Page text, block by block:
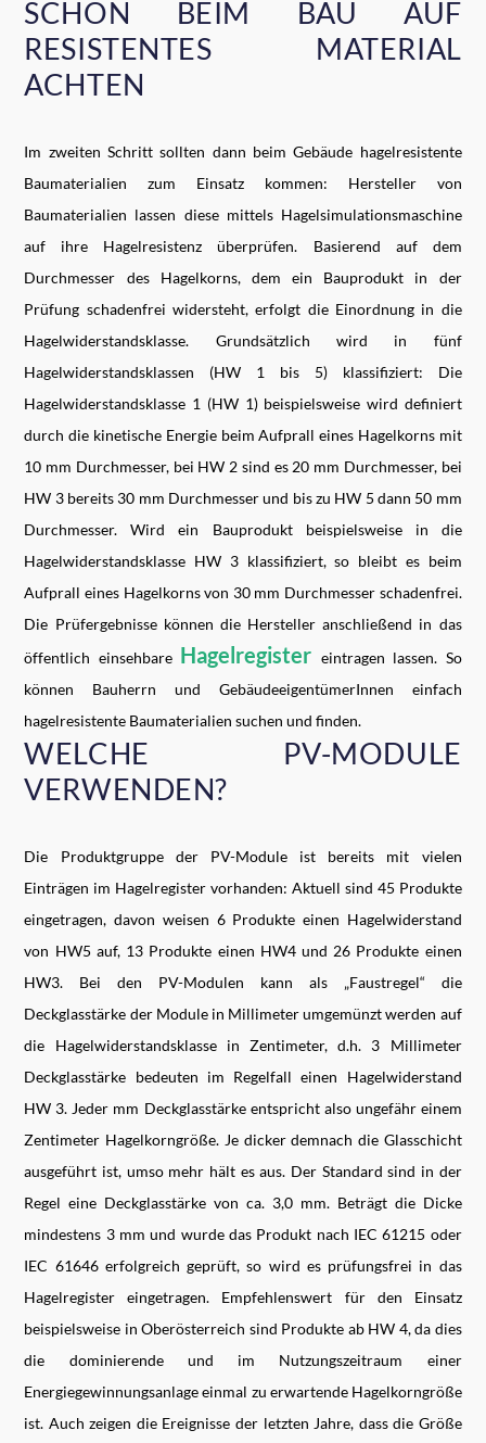
SCHON BEIM BAU AUF
RESISTENTES MATERIAL
ACHTEN
Im zweiten Schritt sollten dann beim Gebäude hagelresistente
Baumaterialien zum Einsatz kommen: Hersteller von
Baumaterialien lassen diese mittels Hagelsimulationsmaschine
auf ihre Hagelresistenz überprüfen. Basierend auf dem
Durchmesser des Hagelkorns, dem ein Bauprodukt in der
Prüfung schadenfrei widersteht, erfolgt die Einordnung in die
Hagelwiderstandsklasse. Grundsätzlich wird in fünf
Hagelwiderstandsklassen (HW 1 bis 5) klassifiziert: Die
Hagelwiderstandsklasse 1 (HW 1) beispielsweise wird definiert
durch die kinetische Energie beim Aufprall eines Hagelkorns mit
10 mm Durchmesser, bei HW 2 sind es 20 mm Durchmesser, bei
HW 3 bereits 30 mm Durchmesser und bis zu HW 5 dann 50 mm
Durchmesser. Wird ein Bauprodukt beispielsweise in die
Hagelwiderstandsklasse HW 3 klassifiziert, so bleibt es beim
Aufprall eines Hagelkorns von 30 mm Durchmesser schadenfrei.
Die Prüfergebnisse können die Hersteller anschließend in das
öffentlich einsehbare Hagelregister eintragen lassen. So
können Bauherrn und GebäudeeigentümerInnen einfach
hagelresistente Baumaterialien suchen und finden.
WELCHE PV-MODULE
VERWENDEN?
Die Produktgruppe der PV-Module ist bereits mit vielen
Einträgen im Hagelregister vorhanden: Aktuell sind 45 Produkte
eingetragen, davon weisen 6 Produkte einen Hagelwiderstand
von HW5 auf, 13 Produkte einen HW4 und 26 Produkte einen
HW3. Bei den PV-Modulen kann als „Faustregel“ die
Deckglasstärke der Module in Millimeter umgemünzt werden auf
die Hagelwiderstandsklasse in Zentimeter, d.h. 3 Millimeter
Deckglasstärke bedeuten im Regelfall einen Hagelwiderstand
HW 3. Jeder mm Deckglasstärke entspricht also ungefähr einem
Zentimeter Hagelkorngröße. Je dicker demnach die Glasschicht
ausgeführt ist, umso mehr hält es aus. Der Standard sind in der
Regel eine Deckglasstärke von ca. 3,0 mm. Beträgt die Dicke
mindestens 3 mm und wurde das Produkt nach IEC 61215 oder
IEC 61646 erfolgreich geprüft, so wird es prüfungsfrei in das
Hagelregister eingetragen. Empfehlenswert für den Einsatz
beispielsweise in Oberösterreich sind Produkte ab HW 4, da dies
die dominierende und im Nutzungszeitraum einer
Energiegewinnungsanlage einmal zu erwartende Hagelkorngröße
ist. Auch zeigen die Ereignisse der letzten Jahre, dass die Größe